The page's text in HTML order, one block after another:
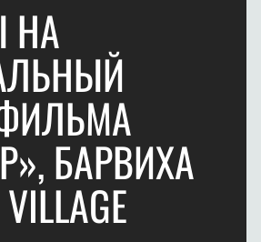
НА
БАРВИХА